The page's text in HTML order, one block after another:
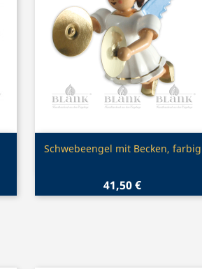
Vorschau
Schwebeengel mit Becken, farbig
41,50 €